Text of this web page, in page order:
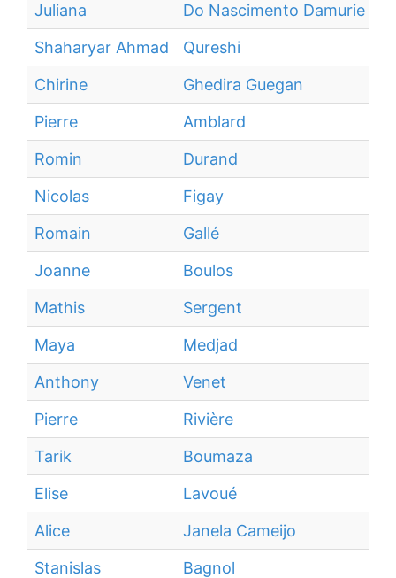
Juliana
Do Nascimento Damurie Da
Shaharyar Ahmad
Qureshi
Chirine
Ghedira Guegan
Pierre
Amblard
Romin
Durand
Nicolas
Figay
Romain
Gallé
Joanne
Boulos
Mathis
Sergent
Maya
Medjad
Anthony
Venet
Pierre
Rivière
Tarik
Boumaza
Elise
Lavoué
Alice
Janela Cameijo
Stanislas
Bagnol